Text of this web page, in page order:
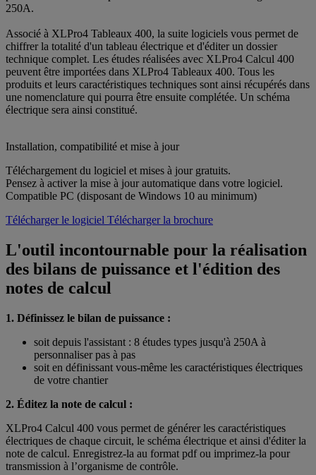
250A.
Associé à XLPro4 Tableaux 400, la suite logiciels vous permet de
chiffrer la totalité d'un tableau électrique et d'éditer un dossier
technique complet. Les études réalisées avec XLPro4 Calcul 400
peuvent être importées dans XLPro4 Tableaux 400. Tous les
produits et leurs caractéristiques techniques sont ainsi récupérés dans
une nomenclature qui pourra être ensuite complétée. Un schéma
électrique sera ainsi constitué.
Installation, compatibilité et mise à jour
Téléchargement du logiciel et mises à jour gratuits.
Pensez à activer la mise à jour automatique dans votre logiciel.
Compatible PC (disposant de Windows 10 au minimum)
Télécharger le logiciel Télécharger la brochure
L'outil incontournable pour la réalisation
des bilans de puissance et l'édition des
notes de calcul
1. Définissez le bilan de puissance :
soit depuis l'assistant : 8 études types jusqu'à 250A à
personnaliser pas à pas
soit en définissant vous-même les caractéristiques électriques
de votre chantier
2. Éditez la note de calcul :
XLPro4 Calcul 400 vous permet de générer les caractéristiques
électriques de chaque circuit, le schéma électrique et ainsi d'éditer la
note de calcul. Enregistrez-la au format pdf ou imprimez-la pour
transmission à l’organisme de contrôle.